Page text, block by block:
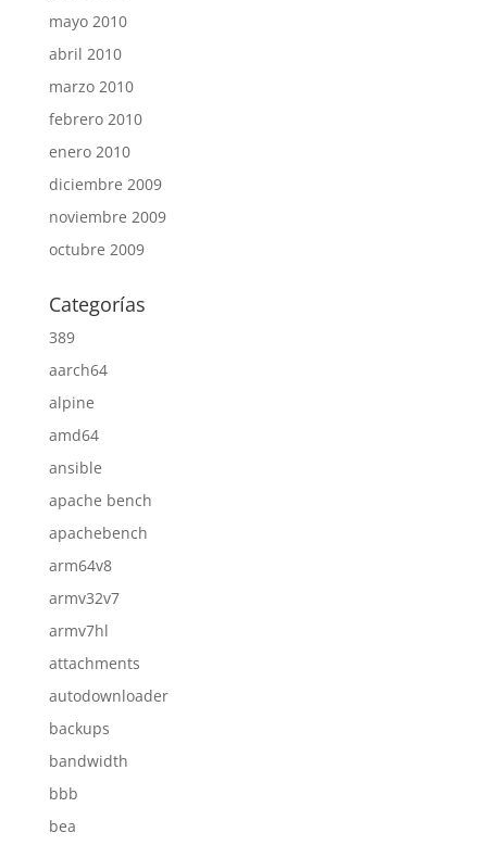
mayo 2010
abril 2010
marzo 2010
febrero 2010
enero 2010
diciembre 2009
noviembre 2009
octubre 2009
Categorías
389
aarch64
alpine
amd64
ansible
apache bench
apachebench
arm64v8
armv32v7
armv7hl
attachments
autodownloader
backups
bandwidth
bbb
bea